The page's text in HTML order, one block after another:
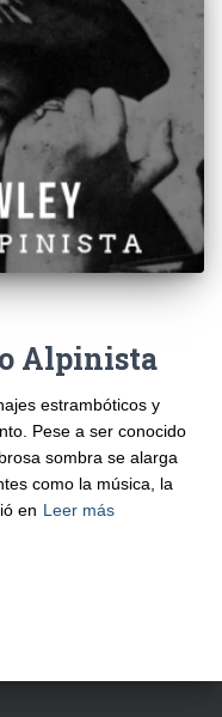
Alpinista
estrambóticos y
Pese a ser conocido
sombra se alarga
como la música, la
en Leer más